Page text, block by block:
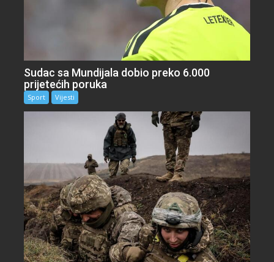
Sudac sa Mundijala dobio preko 6.000
prijetećih poruka
Sport Vijesti